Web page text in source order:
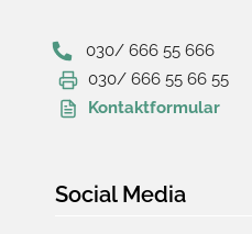
030/ 666 55 666
030/ 666 55 66 55
Kontaktformular
Social Media